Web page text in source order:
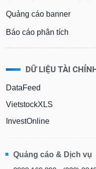
Quảng cáo banner
Báo cáo phân tích
DỮ LIỆU TÀI
DataFeed
VietstockXLS
InvestOnline
Quảng cáo & Dịch vụ